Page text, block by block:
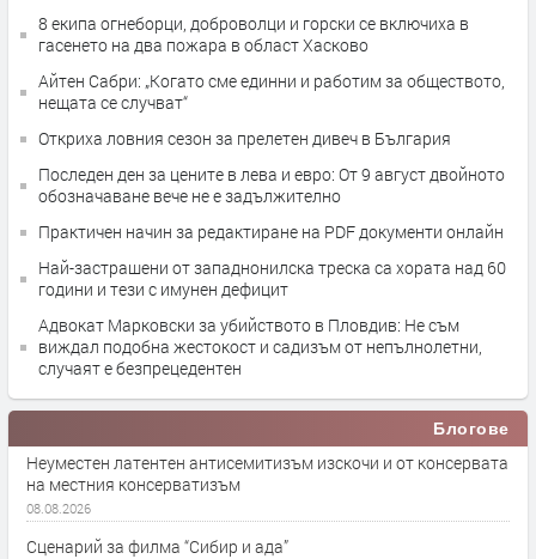
8 екипа огнеборци, доброволци и горски се включиха в
гасенето на два пожара в област Хасково
Айтен Сабри: „Когато сме единни и работим за обществото,
нещата се случват“
Откриха ловния сезон за прелетен дивеч в България
Последен ден за цените в лева и евро: От 9 август двойното
обозначаване вече не е задължително
Практичен начин за редактиране на PDF документи онлайн
Най-застрашени от западнонилска треска са хората над 60
години и тези с имунен дефицит
Адвокат Марковски за убийството в Пловдив: Не съм
виждал подобна жестокост и садизъм от непълнолетни,
случаят е безпрецедентен
Блогове
Неуместен латентен антисемитизъм изскочи и от консервата
на местния консерватизъм
08.08.2026
Сценарий за филма “Сибир и ада”